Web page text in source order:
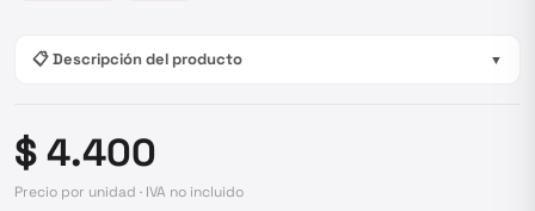
📋 Descripción del producto ▼
$ 4.400
Precio por unidad · IVA no incluido